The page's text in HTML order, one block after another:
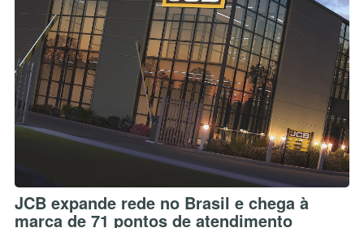
JCB expande rede no Brasil e chega à
marca de 71 pontos de atendimento